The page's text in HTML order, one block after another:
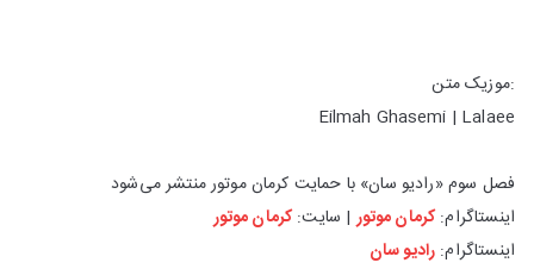
:موزیک متن
Eilmah Ghasemi | Lalaee
فصل سوم «رادیو سان» با حمایت کرمان موتور منتشر می‌شود
اینستاگرام:کرمان موتور| سایت:کرمان موتور
اینستاگرام: رادیو سان